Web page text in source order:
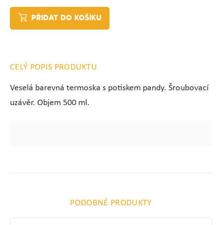
PŘIDAT DO KOŠÍKU
CELÝ POPIS PRODUKTU
Veselá barevná termoska s potiskem pandy. Šroubovací
uzávěr. Objem 500 ml.
PODOBNÉ PRODUKTY